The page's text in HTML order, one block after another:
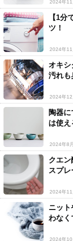
2024年11
【1分
ツ！
2024年11
オキシ
汚れも
2024年12
陶器
は使え
2024年8
クエン
スプレ
2024年11
ニッ
わなく
2024年10